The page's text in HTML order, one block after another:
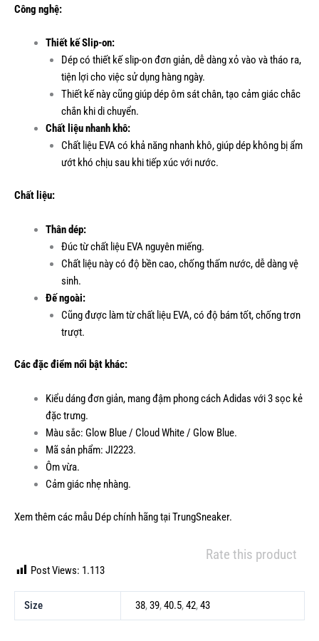
Công nghệ:
Thiết kế Slip-on:
Dép có thiết kế slip-on đơn giản, dễ dàng xỏ vào và tháo ra,
tiện lợi cho việc sử dụng hàng ngày.
Thiết kế này cũng giúp dép ôm sát chân, tạo cảm giác chắc
chắn khi di chuyển.
Chất liệu nhanh khô:
Chất liệu EVA có khả năng nhanh khô, giúp dép không bị ẩm
ướt khó chịu sau khi tiếp xúc với nước.
Chất liệu:
Thân dép:
Đúc từ chất liệu EVA nguyên miếng.
Chất liệu này có độ bền cao, chống thấm nước, dễ dàng vệ
sinh.
Đế ngoài:
Cũng được làm từ chất liệu EVA, có độ bám tốt, chống trơn
trượt.
Các đặc điểm nổi bật khác:
Kiểu dáng đơn giản, mang đậm phong cách Adidas với 3 sọc kẻ
đặc trưng.
Màu sắc: Glow Blue / Cloud White / Glow Blue.
Mã sản phẩm: JI2223.
Ôm vừa.
Cảm giác nhẹ nhàng.
Xem thêm các mẫu Dép chính hãngtại TrungSneaker.
Rate this product
Post Views: 1.113
Size 38,39,40.5,42,43